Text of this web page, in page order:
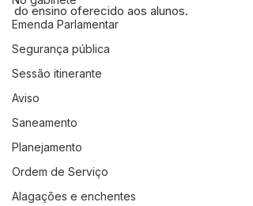
Emenda Parlamentar
Segurança pública
Sessão itinerante
Aviso
Saneamento
Planejamento
Ordem de Serviço
Alagações e enchentes
do ensino oferecido aos alunos.